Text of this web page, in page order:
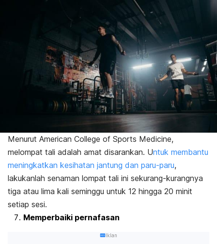
Menurut American College of Sports Medicine,
melompat tali adalah amat disarankan. Untuk membantu
meningkatkan kesihatan jantung dan paru-paru,
lakukanlah senaman lompat tali ini sekurang-kurangnya
tiga atau lima kali seminggu untuk 12 hingga 20 minit
setiap sesi.
Memperbaiki pernafasan
Iklan